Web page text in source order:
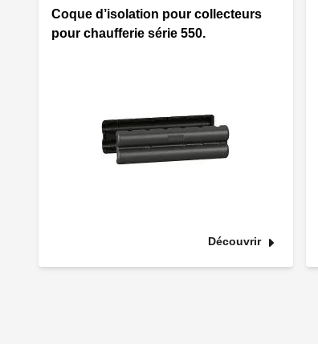
Coque d’isolation pour collecteurs
pour chaufferie série 550.
Découvrir